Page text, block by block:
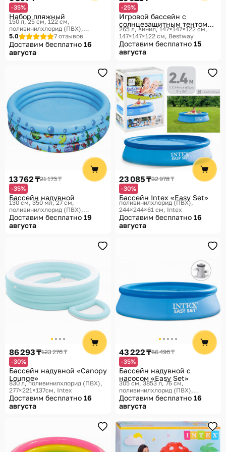
-35%
Набор пляжный
150 л, 25 см, 122 см,
поливинилхлорид (ПВХ),
122×122×25 см, 122×122×25 см
Intex
5.0 7 отзывов
Доставим бесплатно 16
августа
-25%
Игровой бассейн с
солнцезащитным тентом
«Beach Buddy»
265 л, винил, 147×147×122 см,
147×147×122 см Bestway
Доставим бесплатно 15
августа
13 762 ₸21 173 ₸
-35%
Бассейн надувной
130 см, 350 мл, 27 см,
поливинилхлорид (ПВХ),
130×130 см, 130×130×27 см
Доставим бесплатно 19
августа
23 085 ₸32 978 ₸
-30%
Бассейн Intex «Easy Set»
поливинилхлорид (ПВХ),
244×244×61 см Intex
Доставим бесплатно 16
августа
86 293 ₸123 276 ₸
-30%
Бассейн надувной «Canopy
Lounge»
830 л, поливинилхлорид (ПВХ),
277×221×137см Intex
Доставим бесплатно 16
августа
43 222 ₸66 496 ₸
-35%
Бассейн надувной с
насосом «Easy Set»
305 см, 3853 л, 76 см,
поливинилхлорид (ПВХ),
305×305×76 см, 305 × 76 см
Intex
Доставим бесплатно 16
августа